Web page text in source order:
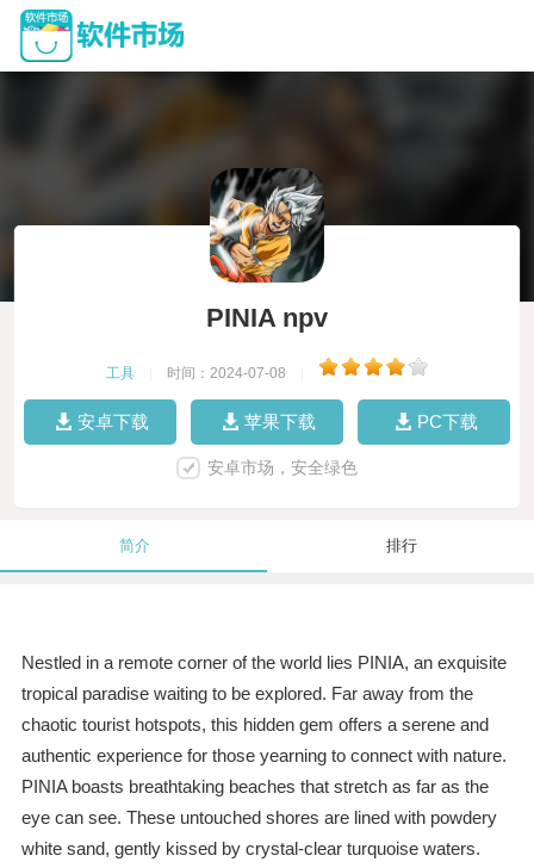
PINIA npv
工具 时间：2024-07-08
安卓下载 苹果下载 PC下载
安卓市场，安全绿色
简介 排行
Nestled in a remote corner of the world lies PINIA, an exquisite
tropical paradise waiting to be explored. Far away from the
chaotic tourist hotspots, this hidden gem offers a serene and
authentic experience for those yearning to connect with nature.
PINIA boasts breathtaking beaches that stretch as far as the
eye can see. These untouched shores are lined with powdery
white sand, gently kissed by crystal-clear turquoise waters.